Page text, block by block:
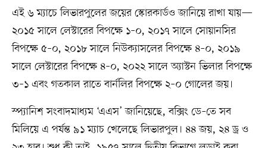
এই ৬ ম্যাচে লিভারপুলের জয়ের স্কোরকার্ডও জানিয়ে রাখা যায়—
২০১৫ সালে লেস্টারের বিপক্ষে ১–০, ২০১৭ সালে সোয়ানসির
বিপক্ষে ৫–০, ২০১৮ সালে নিউক্যাসলের বিপক্ষে ৪–০, ২০১৯
সালে লেস্টারের বিপক্ষে ৪–০, ২০২২ সালে অ্যাস্টন ভিলার বিপক্ষে
৩–১ এবং গতকাল রাতে বার্নলির বিপক্ষে ২–০ গোলের জয়।
স্প্যানিশ সংবাদমাধ্যম ‘এএস’ জানিয়েছে, বক্সিং ডে–তে সব
মিলিয়ে এ পর্যন্ত ৯১ ম্যাচ খেলেছে লিভারপুল। ৪৪ জয়, ২৪ ড্র ও